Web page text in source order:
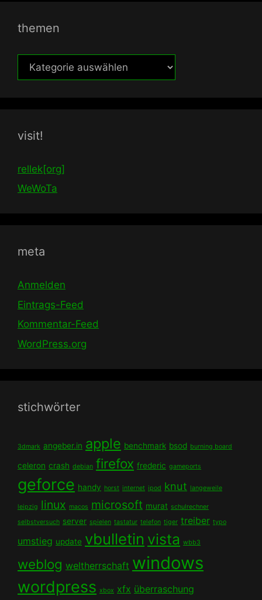
themen
themen
visit!
rellek[org]
WeWoTa
meta
Anmelden
Eintrags-Feed
Kommentar-Feed
WordPress.org
stichwörter
3dmark angeber.in apple benchmark bsod burning board
celeron crash debian firefox frederic gameports
geforce handy horst internet ipod knut langeweile
leipzig linux macos microsoft murat schulrechner
selbstversuch server spielen tastatur telefon tiger treiber typo
umstieg update vbulletin vista wbb3
weblog weltherrschaft windows
wordpress xbox xfx überraschung